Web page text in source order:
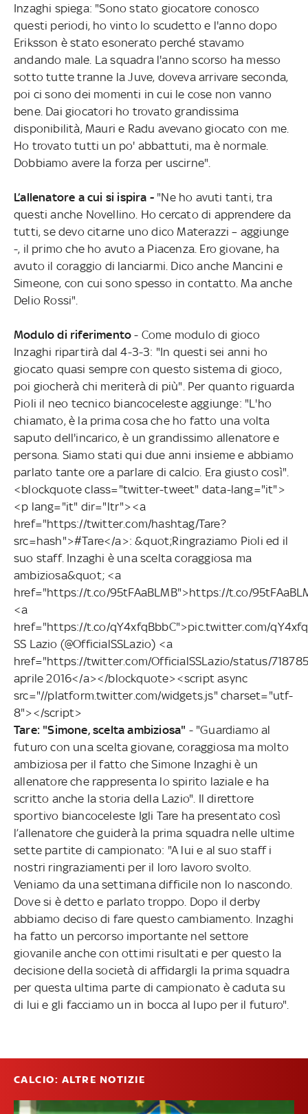
Inzaghi spiega: "Sono stato giocatore conosco
questi periodi, ho vinto lo scudetto e l'anno dopo
Eriksson è stato esonerato perché stavamo
andando male. La squadra l'anno scorso ha messo
sotto tutte tranne la Juve, doveva arrivare seconda,
poi ci sono dei momenti in cui le cose non vanno
bene. Dai giocatori ho trovato grandissima
disponibilità, Mauri e Radu avevano giocato con me.
Ho trovato tutti un po' abbattuti, ma è normale.
Dobbiamo avere la forza per uscirne".
L’allenatore a cui si ispira -"Ne ho avuti tanti, tra
questi anche Novellino. Ho cercato di apprendere da
tutti, se devo citarne uno dico Materazzi – aggiunge
-, il primo che ho avuto a Piacenza. Ero giovane, ha
avuto il coraggio di lanciarmi. Dico anche Mancini e
Simeone, con cui sono spesso in contatto. Ma anche
Delio Rossi".
Modulo di riferimento- Come modulo di gioco
Inzaghi ripartirà dal 4-3-3: "In questi sei anni ho
giocato quasi sempre con questo sistema di gioco,
poi giocherà chi meriterà di più". Per quanto riguarda
Pioli il neo tecnico biancoceleste aggiunge: "L'ho
chiamato, è la prima cosa che ho fatto una volta
saputo dell'incarico, è un grandissimo allenatore e
persona. Siamo stati qui due anni insieme e abbiamo
parlato tante ore a parlare di calcio. Era giusto così".
<blockquote class="twitter-tweet" data-lang="it">
<p lang="it" dir="ltr"><a
href="https://twitter.com/hashtag/Tare?
src=hash">#Tare</a>: &quot;Ringraziamo Pioli ed il
suo staff. Inzaghi è una scelta coraggiosa ma
ambiziosa&quot; <a
href="https://t.co/95tFAaBLMB">https://t.co/
<a
href="https://t.co/qY4xfqBbbC">pic.twitter.com/
SS Lazio (@OfficialSSLazio) <a
href="https://twitter.com/OfficialSSLazio/status/
aprile 2016</a></blockquote><script async
src="//platform.twitter.com/widgets.js" charset="utf-
8"></script>
Tare: "Simone, scelta ambiziosa" - "Guardiamo al
futuro con una scelta giovane, coraggiosa ma molto
ambiziosa per il fatto che Simone Inzaghi è un
allenatore che rappresenta lo spirito laziale e ha
scritto anche la storia della Lazio". Il direttore
sportivo biancoceleste Igli Tare ha presentato così
l’allenatore che guiderà la prima squadra nelle ultime
sette partite di campionato: "A lui e al suo staff i
nostri ringraziamenti per il loro lavoro svolto.
Veniamo da una settimana difficile non lo nascondo.
Dove si è detto e parlato troppo. Dopo il derby
abbiamo deciso di fare questo cambiamento. Inzaghi
ha fatto un percorso importante nel settore
giovanile anche con ottimi risultati e per questo la
decisione della società di affidargli la prima squadra
per questa ultima parte di campionato è caduta su
di lui e gli facciamo un in bocca al lupo per il futuro".
CALCIO: ALTRE NOTIZIE